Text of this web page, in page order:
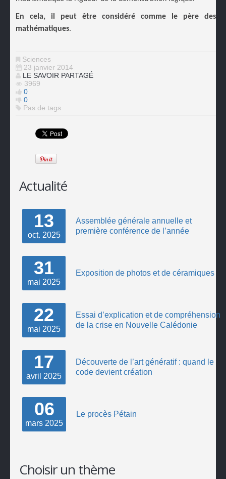
En cela, il peut être considéré comme le père des
mathématiques.
Sciences
23 janvier 2014
LE SAVOIR PARTAGÉ
3969
0
0
Pas de tags
Actualité
13
oct. 2025
Assemblée générale annuelle et
première conférence de l’année
31
mai 2025
Exposition de photos et de céramiques
22
mai 2025
Essai d’explication et de compréhension
de la crise en Nouvelle Calédonie
17
avril 2025
Découverte de l’art génératif : quand le
code devient création
06
mars 2025
Le procès Pétain
Choisir un thème